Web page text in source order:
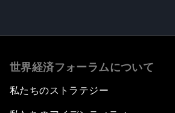
世界経済フォーラムについて
私たちのストラテジー